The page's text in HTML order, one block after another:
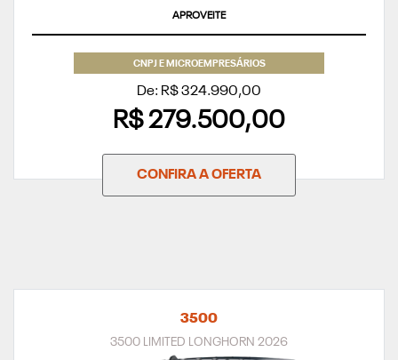
APROVEITE
CNPJ E MICROEMPRESÁRIOS
De: R$ 324.990,00
R$ 279.500,00
CONFIRA A OFERTA
3500
3500 LIMITED LONGHORN 2026